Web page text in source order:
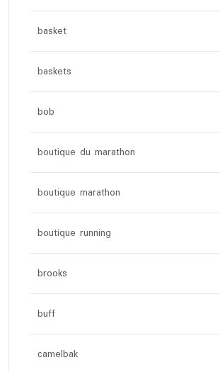
basket
baskets
bob
boutique du marathon
boutique marathon
boutique running
brooks
buff
camelbak